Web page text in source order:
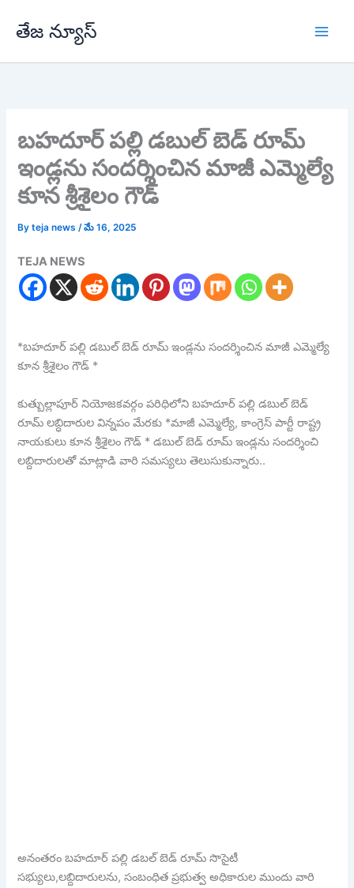
తేజ న్యూస్
బహదూర్ పల్లి డబుల్ బెడ్ రూమ్
ఇండ్లను సందర్శించిన మాజీ ఎమ్మెల్యే
కూన శ్రీశైలం గౌడ్
Byteja news/మే 16, 2025
TEJA NEWS
*బహదూర్ పల్లి డబుల్ బెడ్ రూమ్ ఇండ్లను సందర్శించిన మాజీ ఎమ్మెల్యే
కూన శ్రీశైలం గౌడ్ *
కుత్బుల్లాపూర్ నియోజకవర్గం పరిధిలోని బహదూర్ పల్లి డబుల్ బెడ్
రూమ్ లబ్ధిదారుల విన్నపం మేరకు *మాజీ ఎమ్మెల్యే, కాంగ్రెస్ పార్టీ రాష్ట్ర
నాయకులు కూన శ్రీశైలం గౌడ్ * డబుల్ బెడ్ రూమ్ ఇండ్లను సందర్శించి
లబ్దిదారులతో మాట్లాడి వారి సమస్యలు తెలుసుకున్నారు..
అనంతరం బహదూర్ పల్లి డబల్ బెడ్ రూమ్ సొసైటీ
సభ్యులు,లబ్దిదారులను, సంబంధిత ప్రభుత్వ అధికారుల ముందు వారి